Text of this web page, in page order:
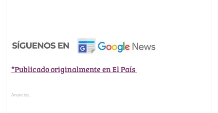
*Publicado originalmente en El País
Anuncios.